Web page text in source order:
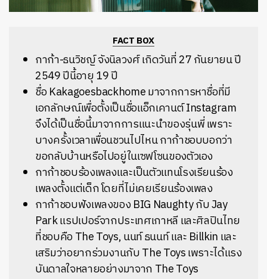
FACT BOX
กาก้า-ธนวิชญ์ จังนิลวงศ์ เกิดวันที่ 27 กันยายน ปี
2549 ปีนี้อายุ 19 ปี
ชื่อ Kakagoesbackhome มาจากการหาชื่อที่มี
เอกลักษณ์เพื่อตั้งเป็นชื่อแอ็กเคานต์ Instagram
จึงได้เป็นชื่อนี้มาจากการแนะนำของรุ่นพี่ เพราะ
บางครั้งเวลาเพื่อนชวนไปไหน กาก้าชอบบอกว่า
ขอกลับบ้านหรือไปอยู่ในเซฟโซนของตัวเอง
กาก้าชอบร้องเพลงและเป็นตัวแทนโรงเรียนร้อง
เพลงตั้งแต่เด็ก โดยที่ไม่เคยเรียนร้องเพลง
กาก้าชอบฟังเพลงของ BIG Naughty กับ Jay
Park แรปเปอร์จากประเทศเกาหลี และศิลปินไทย
ที่ชอบคือ The Toys, นนท์ ธนนท์ และ Billkin และ
เสริมว่าอยากร่วมงานกับ The Toys เพราะได้แรง
บันดาลใจหลายอย่างมาจาก The Toys